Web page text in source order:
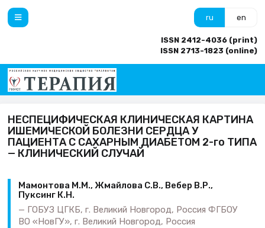
ru en
ISSN 2412-4036 (print)
ISSN 2713-1823 (online)
НЕСПЕЦИФИЧЕСКАЯ КЛИНИЧЕСКАЯ КАРТИНА
ИШЕМИЧЕСКОЙ БОЛЕЗНИ СЕРДЦА У
ПАЦИЕНТА С САХАРНЫМ ДИАБЕТОМ 2-го ТИПА
— КЛИНИЧЕСКИЙ СЛУЧАЙ
Мамонтова М.М., Жмайлова С.В., Вебер В.Р.,
Пуксинг К.Н.
ГОБУЗ ЦГКБ, г. Великий Новгород, Россия ФГБОУ
ВО «НовГУ», г. Великий Новгород, Россия